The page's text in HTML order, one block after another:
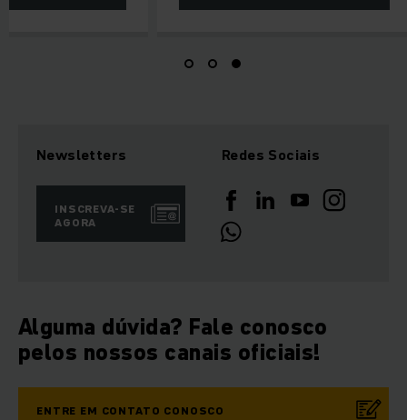
Newsletters
INSCREVA-SE
AGORA
Redes Sociais
Alguma dúvida? Fale conosco
pelos nossos canais oficiais!
ENTRE EM CONTATO CONOSCO